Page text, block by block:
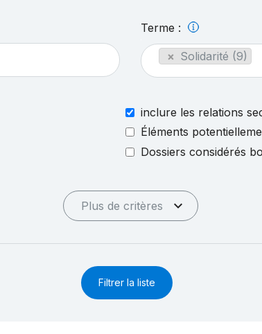
Terme :
× Solidarité (9)
inclure les relations
Éléments
Dossiers considérés
Plus de critères
Filtrer la liste